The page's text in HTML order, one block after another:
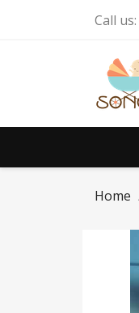
Call us:
Home